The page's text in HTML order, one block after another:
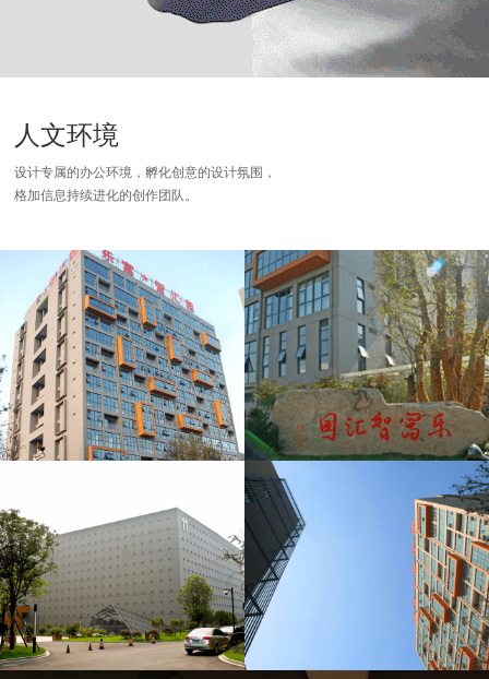
人文环境
设计专属的办公环境，孵化创意的设计氛围，
格加信息持续进化的创作团队。